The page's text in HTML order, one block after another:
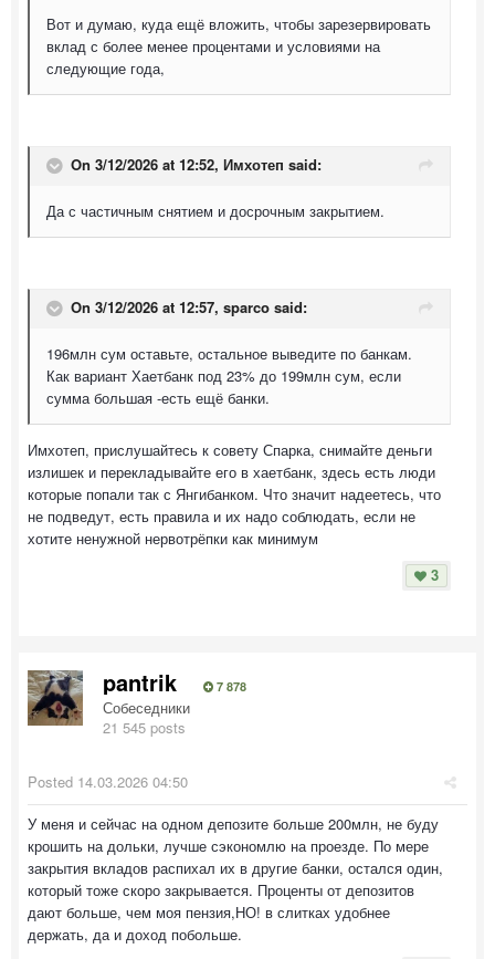
Вот и думаю, куда ещё вложить, чтобы зарезервировать
вклад с более менее процентами и условиями на
следующие года,
On 3/12/2026 at 12:52, Имхотеп said:
Да с частичным снятием и досрочным закрытием.
On 3/12/2026 at 12:57, sparco said:
196млн сум оставьте, остальное выведите по банкам.
Как вариант Хаетбанк под 23% до 199млн сум, если
сумма большая -есть ещё банки.
Имхотеп, прислушайтесь к совету Спарка, снимайте деньги
излишек и перекладывайте его в хаетбанк, здесь есть люди
которые попали так с Янгибанком. Что значит надеетесь, что
не подведут, есть правила и их надо соблюдать, если не
хотите ненужной нервотрёпки как минимум
3
pantrik 7 878
Собеседники
21 545 posts
Posted 14.03.2026 04:50
У меня и сейчас на одном депозите больше 200млн, не буду
крошить на дольки, лучше сэкономлю на проезде. По мере
закрытия вкладов распихал их в другие банки, остался один,
который тоже скоро закрывается. Проценты от депозитов
дают больше, чем моя пензия,НО! в слитках удобнее
держать, да и доход побольше.